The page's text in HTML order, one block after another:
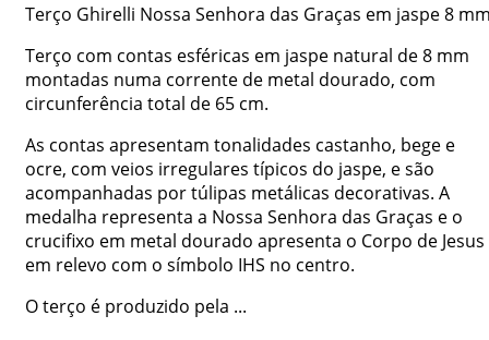
Terço Ghirelli Nossa Senhora das Graças em jaspe 8
Terço com contas esféricas em jaspe natural de 8 mm
montadas numa corrente de metal dourado, com
circunferência total de 65 cm.
As contas apresentam tonalidades castanho, bege e
ocre, com veios irregulares típicos do jaspe, e são
acompanhadas por túlipas metálicas decorativas. A
medalha representa a Nossa Senhora das Graças e o
crucifixo em metal dourado apresenta o Corpo de Jesus
em relevo com o símbolo IHS no centro.
O terço é produzido pela ...